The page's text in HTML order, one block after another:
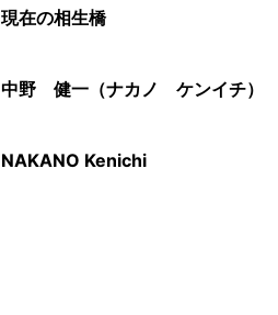
現在の相生橋
中野 健一（ナカノ ケンイチ）
NAKANO Kenichi